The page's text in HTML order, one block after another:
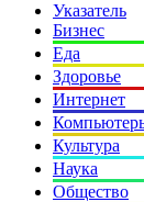
Указатель
Бизнес
Еда
Здоровье
Интернет
Культура
Наука
Общество